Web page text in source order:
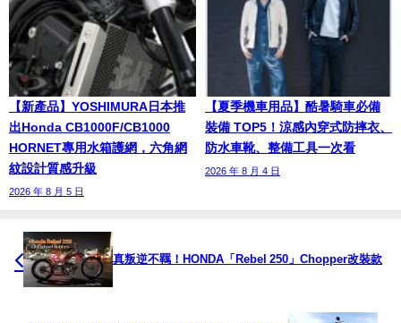
【新產品】YOSHIMURA日本推
出Honda CB1000F/CB1000
HORNET專用水箱護網，六角網
紋設計質感升級
2026 年 8 月 5 日
【夏季機車用品】酷暑騎車必備
裝備 TOP5！涼感內穿式防摔衣、
防水車靴、整備工具一次看
2026 年 8 月 4 日
真叛逆不羈！HONDA「Rebel 250」Chopper改裝款